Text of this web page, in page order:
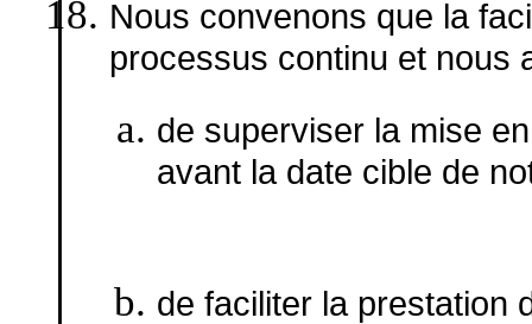
Nous convenons que la
processus continu et nous
de superviser la mise
avant la date cible de
de faciliter la prestation